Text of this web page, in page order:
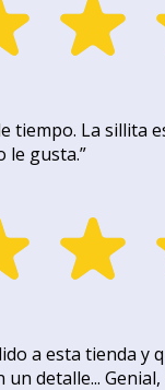
tiempo. La sillita
le gusta.”
a esta tienda y
un detalle...